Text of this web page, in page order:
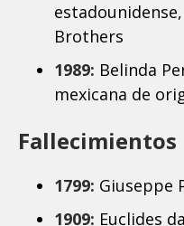
Brothers
1989: Belinda
mexicana de
Fallecimientos
1799: Giuseppe
1909: Euclides